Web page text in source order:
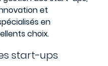
et
en
choix.
start-ups